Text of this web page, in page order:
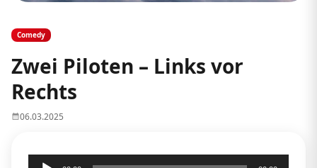
Comedy
Zwei Piloten – Links vor
Rechts
06.03.2025
Audio-